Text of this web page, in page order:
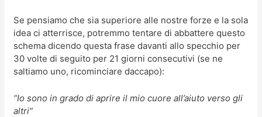
Se pensiamo che sia superiore alle nostre forze e la sola
idea ci atterrisce, potremmo tentare di abbattere questo
schema dicendo questa frase davanti allo specchio per
30 volte di seguito per 21 giorni consecutivi (se ne
saltiamo uno, ricominciare daccapo):
“Io sono in grado di aprire il mio cuore all’aiuto verso gli
altri”